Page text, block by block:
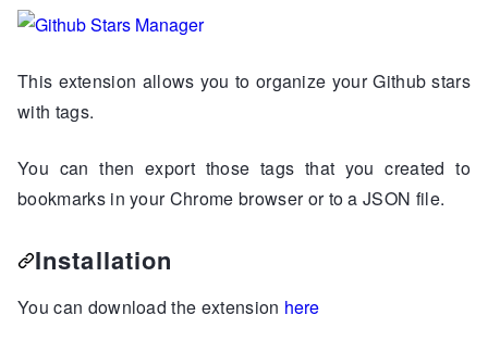
This extension allows you to organize your Github stars
with tags.
You can then export those tags that you created to
bookmarks in your Chrome browser or to a JSON file.
Installation
You can download the extension here